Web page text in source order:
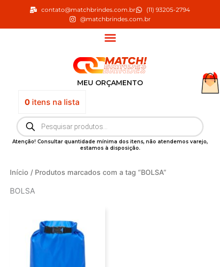
o
contato@matchbrindes.com.br
(11) 93205-2794
@matchbrindes.com.br
MEU ORÇAMENTO
0itens na lista
Pesquisar
produtos
Atenção! Consultar quantidade mínima dos itens, não atendemos varejo,
estamos à disposição.
Início / Produtos marcados com a tag “BOLSA”
BOLSA